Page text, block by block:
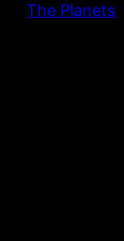
The Planets